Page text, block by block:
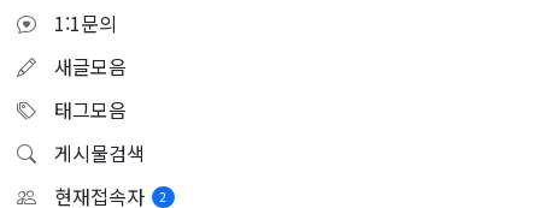
1:1문의
새글모음
태그모음
게시물검색
현재접속자
2